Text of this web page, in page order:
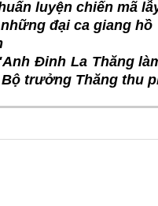
luyện chiến mã
đại ca giang hồ
Đinh La Thăng
trưởng Thăng thu